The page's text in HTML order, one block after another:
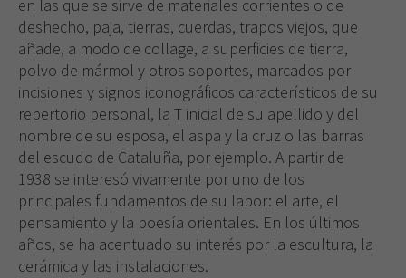
en las que se sirve de materiales corrientes o de
deshecho, paja, tierras, cuerdas, trapos viejos, que
añade, a modo de collage, a superficies de tierra,
polvo de mármol y otros soportes, marcados por
incisiones y signos iconográficos característicos de su
repertorio personal, la T inicial de su apellido y del
nombre de su esposa, el aspa y la cruz o las barras
del escudo de Cataluña, por ejemplo. A partir de
1938 se interesó vivamente por uno de los
principales fundamentos de su labor: el arte, el
pensamiento y la poesía orientales. En los últimos
años, se ha acentuado su interés por la escultura, la
cerámica y las instalaciones.